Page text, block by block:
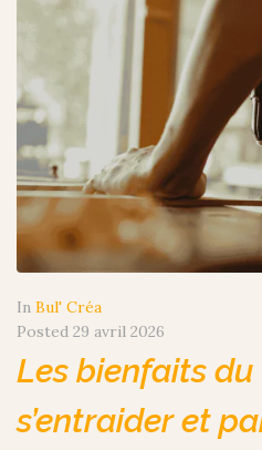
In Bul' Créa
Posted 29 avril 2026
Les bienfaits
s’entraider et